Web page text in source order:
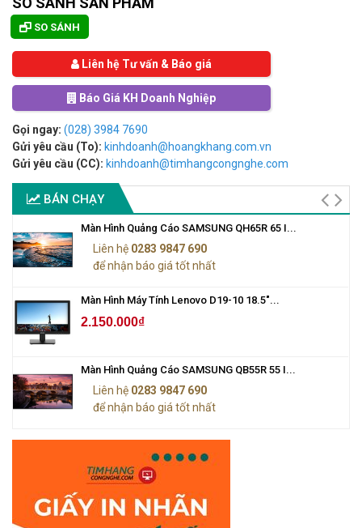
SO SÁNH
Liên hệ Tư vấn & Báo giá
Báo Giá KH Doanh Nghiệp
Gọi ngay: (028) 3984 7690
Gửi yêu cầu (To): kinhdoanh@hoangkhang.com.vn
Gửi yêu cầu (CC): kinhdoanh@timhangcongnghe.com
BÁN CHẠY
Màn Hình Quảng Cáo SAMSUNG QH65R 65 I...
Liên hệ 0283 9847 690
để nhận báo giá tốt nhất
Màn Hình Máy Tính Lenovo D19-10 18.5"...
2.150.000₫
Màn Hình Quảng Cáo SAMSUNG QB55R 55 I...
Liên hệ 0283 9847 690
để nhận báo giá tốt nhất